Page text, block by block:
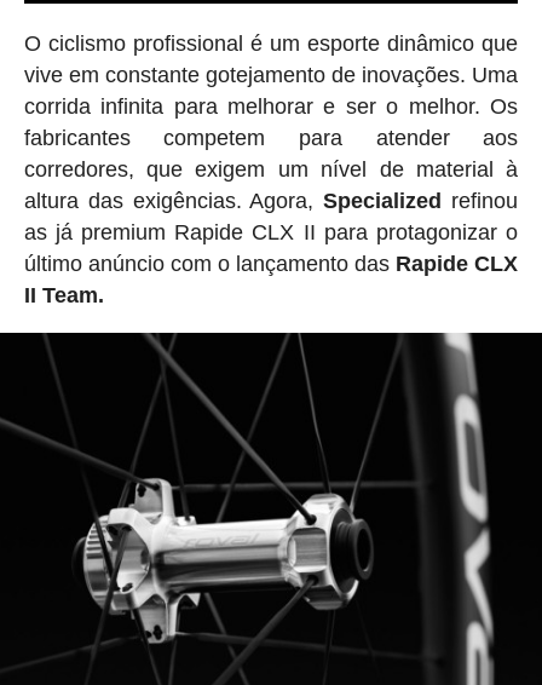
O ciclismo profissional é um esporte dinâmico que
vive em constante gotejamento de inovações. Uma
corrida infinita para melhorar e ser o melhor. Os
fabricantes competem para atender aos
corredores, que exigem um nível de material à
altura das exigências. Agora,Specialized refinou
as já premium Rapide CLX II para protagonizar o
último anúncio com o lançamento das Rapide CLX
II Team.